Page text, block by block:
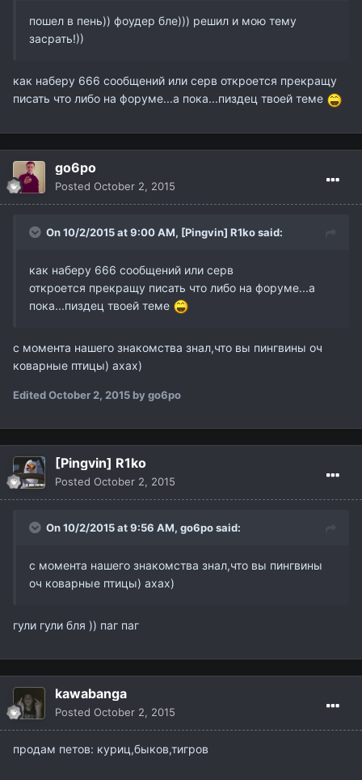
пошел в пень)) фоудер бле))) решил и мою тему
засрать!))
как наберу 666 сообщений или серв откроется прекращу
писать что либо на форуме...а пока...пиздец твоей теме
go6po
Posted October 2, 2015
On 10/2/2015 at 9:00 AM, [Pingvin] R1kosaid:
как наберу 666 сообщений или серв
откроется прекращу писать что либо на форуме...а
пока...пиздец твоей теме
с момента нашего знакомства знал,что вы пингвины оч
коварные птицы) ахах)
EditedOctober 2, 2015 by go6po
[Pingvin] R1ko
Posted October 2, 2015
On 10/2/2015 at 9:56 AM, go6posaid:
с момента нашего знакомства знал,что вы пингвины
оч коварные птицы) ахах)
гули гули бля )) паг паг
kawabanga
Posted October 2, 2015
продам петов: куриц,быков,тигров